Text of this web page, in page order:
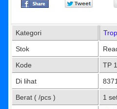
Kategori
Stok
Kode TP
Di lihat
Berat ( /pcs ) 1